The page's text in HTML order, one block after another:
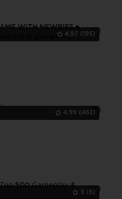
4.97 (195)
WITH NEWBIES🔥
0 game🧡⭐️
4.99 (463)
5 (6)
𝘛𝘰𝘱 500 𝘎𝘢𝘮𝘦𝘱𝘭𝘢𝘺 &